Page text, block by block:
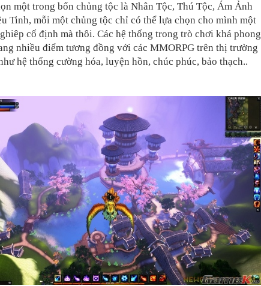
một trong bốn chủng tộc là Nhân Tộc, Thú Tộc, Ám Ảnh
Tinh, mỗi một chủng tộc chỉ có thể lựa chọn cho mình một
cố định mà thôi. Các hệ thống trong trò chơi khá phong
nhiều điểm tương đồng với các MMORPG trên thị trường
hệ thống cường hóa, luyện hồn, chúc phúc, bảo thạch..